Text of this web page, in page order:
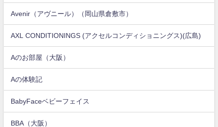
Avenir（アヴニール）（岡山県倉敷市）
AXL CONDITIONINGS (アクセルコンディショニングス)(広島)
Aのお部屋（大阪）
Aの体験記
BabyFaceベビーフェイス
BBA（大阪）